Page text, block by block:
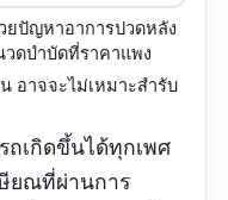
ปัญหาอาการปวดหลัง
วดบำบัดที่ราคาแพง
อาจจะไม่เหมาะสำรับ
ถเกิดขึ้นได้ทุกเพศ
ยณที่ผ่านการ